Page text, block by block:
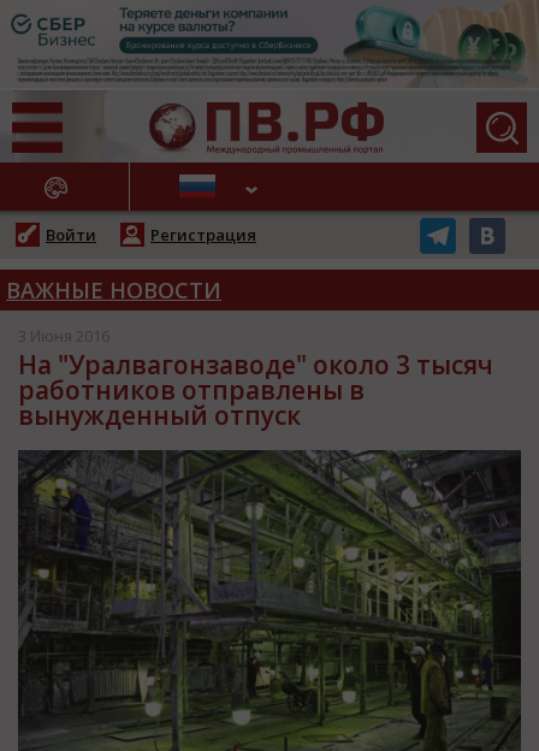
НОВОСТИ
Войти Регистрация
ВАЖНЫЕ НОВОСТИ
3 Июня 2016
На "Уралвагонзаводе" около 3 тысяч
работников отправлены в
вынужденный отпуск